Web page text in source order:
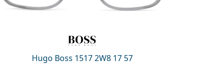
Hugo Boss 1517 2W8 17 57